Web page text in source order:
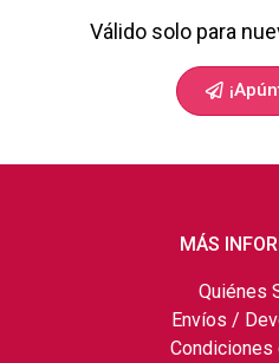
Válido solo para
MÁS
Quiénes
Envíos /
Condiciones